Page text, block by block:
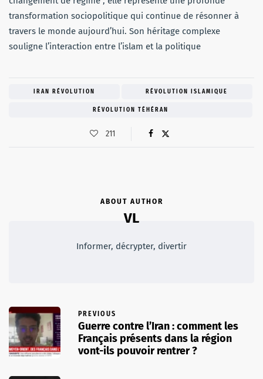
transformation sociopolitique qui continue de résonner à
travers le monde aujourd’hui. Son héritage complexe
souligne l’interaction entre l’islam et la politique
IRAN RÉVOLUTION RÉVOLUTION ISLAMIQUE
RÉVOLUTION TÉHÉRAN
211
ABOUT AUTHOR
VL
Informer, décrypter, divertir
PREVIOUS
Guerre contre l’Iran : comment les
Français présents dans la région
vont-ils pouvoir rentrer ?